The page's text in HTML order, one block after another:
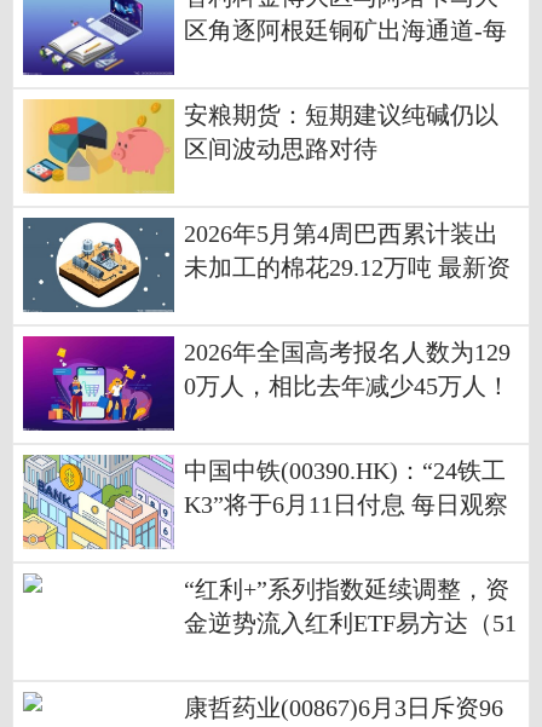
区角逐阿根廷铜矿出海通道-每
安粮期货：短期建议纯碱仍以
区间波动思路对待
2026年5月第4周巴西累计装出
未加工的棉花29.12万吨 最新资
2026年全国高考报名人数为129
0万人，相比去年减少45万人！
中国中铁(00390.HK)：“24铁工
K3”将于6月11日付息 每日观察
“红利+”系列指数延续调整，资
金逆势流入红利ETF易方达（51
康哲药业(00867)6月3日斥资96